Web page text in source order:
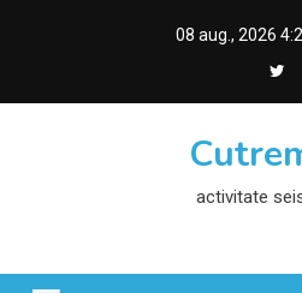
08 aug., 2026
activitate